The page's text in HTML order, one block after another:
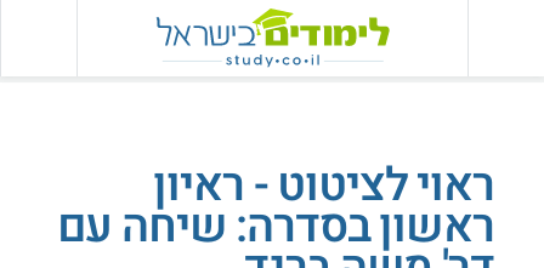
ראוי לציטוט - ראיון
ראשון בסדרה: שיחה עם